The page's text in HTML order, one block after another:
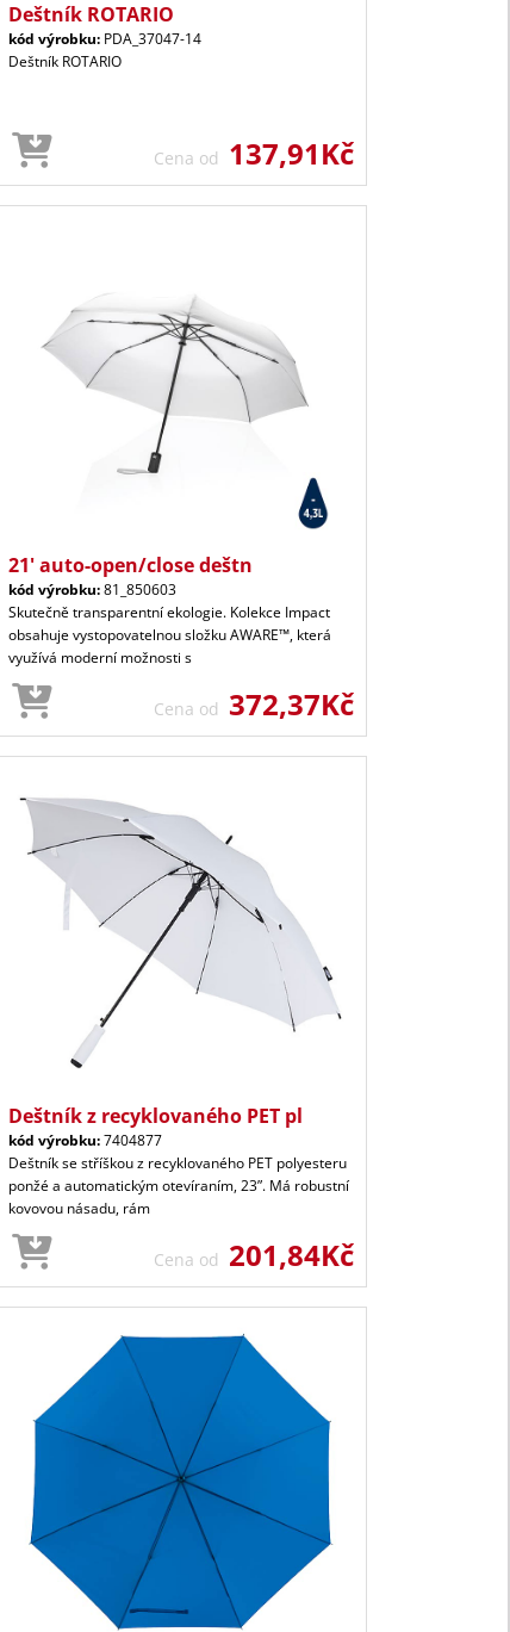
Deštník ROTARIO
kód výrobku: PDA_37047-14
Deštník ROTARIO
Cena od 137,91Kč
21' auto-open/close deštn
kód výrobku:81_850603
Skutečně transparentní ekologie. Kolekce Impact
obsahuje vystopovatelnou složku AWARE™, která
využívá moderní možnosti s
Cena od 372,37Kč
Deštník z recyklovaného PET pl
kód výrobku:7404877
Deštník se stříškou z recyklovaného PET polyesteru
ponžé a automatickým otevíraním, 23”. Má robustní
kovovou násadu, rám
Cena od 201,84Kč